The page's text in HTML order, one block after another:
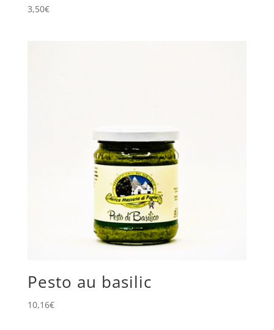
3,50€
Pesto au basilic
10,16€